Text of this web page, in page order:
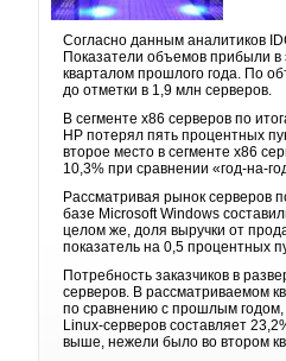
Согласно данным аналитиков
Показатели объемов прибыли в
кварталом прошлого года. По
до отметки в 1,9 млн серверов.
В сегменте x86 серверов по
HP потерял пять процентных
второе место в сегменте x86
10,3% при сравнении «год-на-
Рассматривая рынок серверов
базе Microsoft Windows
целом же, доля выручки от
показатель на 0,5 процентных
Потребность заказчиков в
серверов. В рассматриваемом
по сравнению с прошлым годом,
Linux-серверов составляет
выше, нежели было во втором